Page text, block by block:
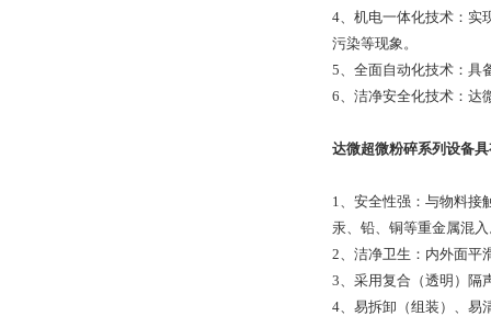
4、机电一体化技术：实
污染等现象。
5、全面自动化技术：具
6、洁净安全化技术：达
达微超微粉碎系列设备
1、安全性强：与物料接
汞、铅、铜等重金属混
2、洁净卫生：内外面平
3、采用复合（透明）隔
4、易拆卸（组装）、易